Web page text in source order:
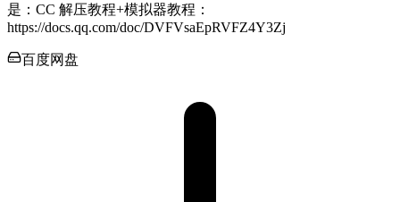
是：CC 解压教程+模拟器教程：
https://docs.qq.com/doc/DVFVsaEpRVFZ4Y3Zj
百度网盘